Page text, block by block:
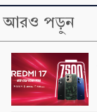
আরও পড়ুন